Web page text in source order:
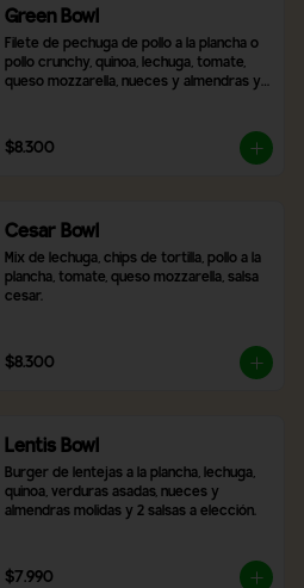
Green Bowl
Filete de pechuga de pollo a la plancha o
pollo crunchy, quinoa, lechuga, tomate,
queso mozzarella, nueces y almendras y
$8.300
Cesar Bowl
Mix de lechuga, chips de tortilla, pollo a la
plancha, tomate, queso mozzarella, salsa
cesar.
$8.300
Lentis Bowl
Burger de lentejas a la plancha, lechuga,
quinoa, verduras asadas, nueces y
almendras molidas y 2 salsas a elección.
$7.990